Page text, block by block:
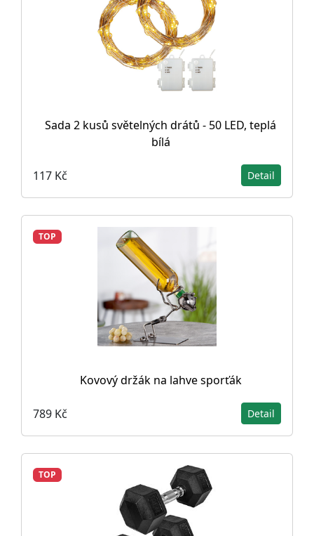
Sada 2 kusů světelných drátů - 50 LED, teplá
bílá
117 Kč Detail
TOP
Kovový držák na lahve sporťák
789 Kč Detail
TOP